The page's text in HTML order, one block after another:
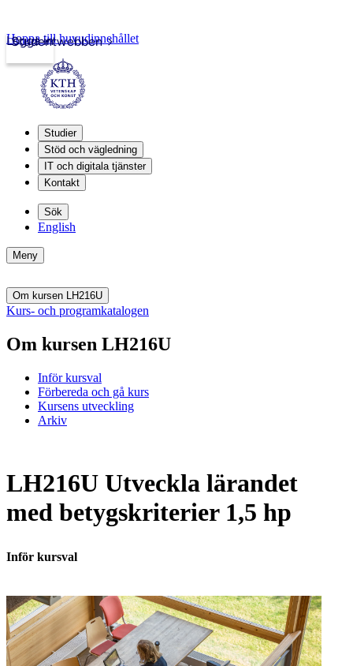
Studentwebben
Logga in
Hoppa till huvudinnehållet
Studier
Stöd och vägledning
IT och digitala tjänster
Kontakt
Sök
English
Meny
Om kursen LH216U
Kurs- och programkatalogen
Om kursen LH216U
Inför kursval
Förbereda och gå kurs
Kursens utveckling
Arkiv
LH216U Utveckla lärandet
med betygskriterier 1,5 hp
Inför kursval